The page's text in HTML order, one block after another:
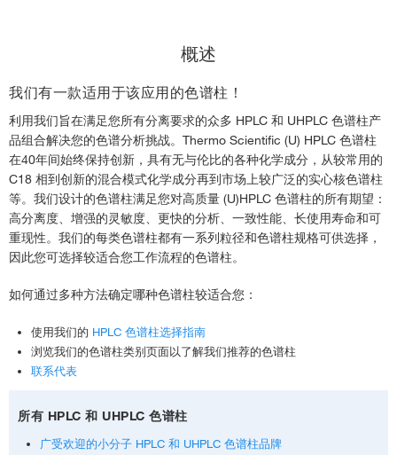
选择指南
相关资源
相关产品
联系我们
概述
我们有一款适用于该应用的色谱柱！
利用我们旨在满足您所有分离要求的众多 HPLC 和 UHPLC 色谱柱产
品组合解决您的色谱分析挑战。Thermo Scientific (U) HPLC 色谱柱
在40年间始终保持创新，具有无与伦比的各种化学成分，从较常用的
C18 相到创新的混合模式化学成分再到市场上较广泛的实心核色谱柱
等。我们设计的色谱柱满足您对高质量 (U)HPLC 色谱柱的所有期望：
高分离度、增强的灵敏度、更快的分析、一致性能、长使用寿命和可
重现性。我们的每类色谱柱都有一系列粒径和色谱柱规格可供选择，
因此您可选择较适合您工作流程的色谱柱。
如何通过多种方法确定哪种色谱柱较适合您：
使用我们的 HPLC 色谱柱选择指南
浏览我们的色谱柱类别页面以了解我们推荐的色谱柱
联系代表
所有 HPLC 和 UHPLC 色谱柱
广受欢迎的小分子 HPLC 和 UHPLC 色谱柱品牌